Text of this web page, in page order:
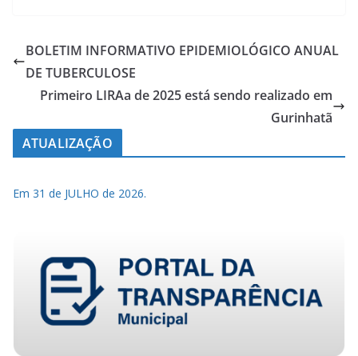
BOLETIM INFORMATIVO EPIDEMIOLÓGICO ANUAL
DE TUBERCULOSE
Primeiro LIRAa de 2025 está sendo realizado em
Gurinhatã
ATUALIZAÇÃO
Em 31 de JULHO de 2026.